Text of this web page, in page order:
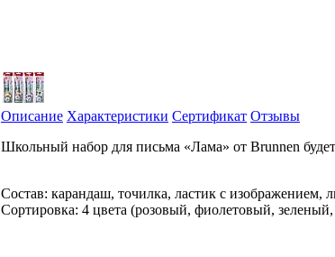
Описание Характеристики Сертификат Отзывы
Школьный набор для письма «Лама» от Brunnen
Состав: карандаш, точилка, ластик с изображением,
Сортировка: 4 цвета (розовый, фиолетовый,